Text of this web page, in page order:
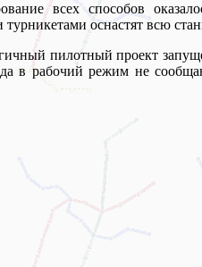
всех способов
турникетами оснастят всю
пилотный проект
в рабочий режим не